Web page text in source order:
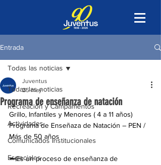
Entrada
Todas las noticias
Recreación y Campamentos
Actividades
Comunicados Institucionales
Especiales
Todas las noticias
Programa de enseñanza de natación
Juventus
25 may
Grillo, Infantiles y Menores ( 4 a 11 años)
Programa de Enseñaza de Natación – PEN /
Más de 50 años
🦈Es un proceso de enseñanza de